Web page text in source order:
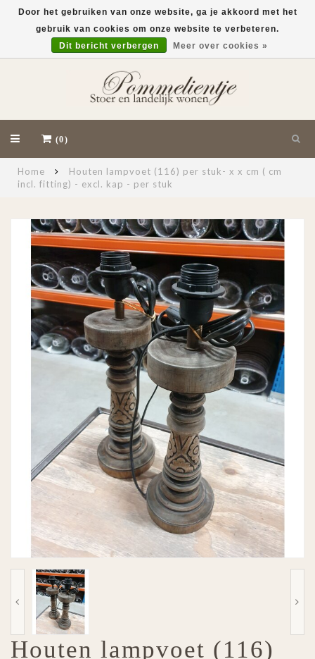
(0)
Home
Houten lampvoet (116) per stuk- x x cm ( cm
incl. fitting) - excl. kap - per stuk
Houten lampvoet (116)
Door het gebruiken van onze website, ga je akkoord met het
gebruik van cookies om onze website te verbeteren.
Dit bericht verbergen
Meer over cookies »